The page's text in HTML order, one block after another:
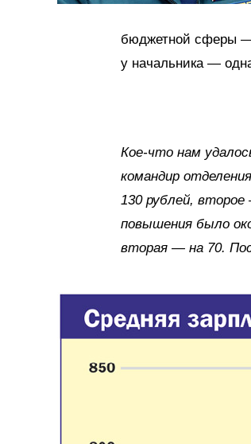
бюджетной сферы —
у начальника —
Кое-что нам
командир
130 рублей,
повышения было
вторая — на 70.